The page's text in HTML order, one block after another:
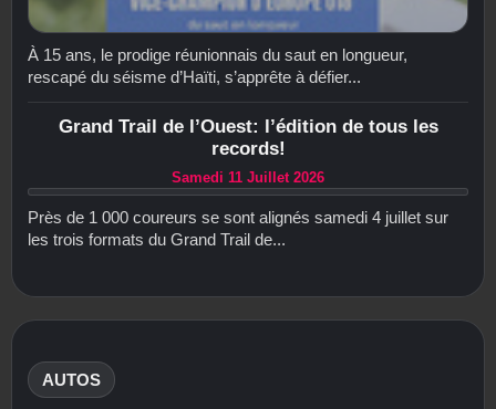
À 15 ans, le prodige réunionnais du saut en longueur,
rescapé du séisme d’Haïti, s’apprête à défier...
Grand Trail de l’Ouest: l’édition de tous les
records!
Samedi 11 Juillet 2026
Près de 1 000 coureurs se sont alignés samedi 4 juillet sur
les trois formats du Grand Trail de...
AUTOS